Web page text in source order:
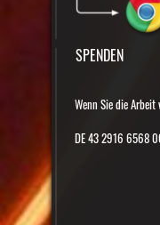
SPENDEN
Wenn Sie die
DE 43 2916 6568